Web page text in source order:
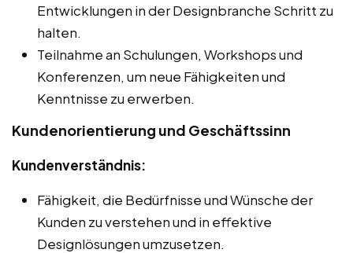
Entwicklungen in der Designbranche Schritt zu
halten.
Teilnahme an Schulungen, Workshops und
Konferenzen, um neue Fähigkeiten und
Kenntnisse zu erwerben.
Kundenorientierung und Geschäftssinn
Kundenverständnis:
Fähigkeit, die Bedürfnisse und Wünsche der
Kunden zu verstehen und in effektive
Designlösungen umzusetzen.